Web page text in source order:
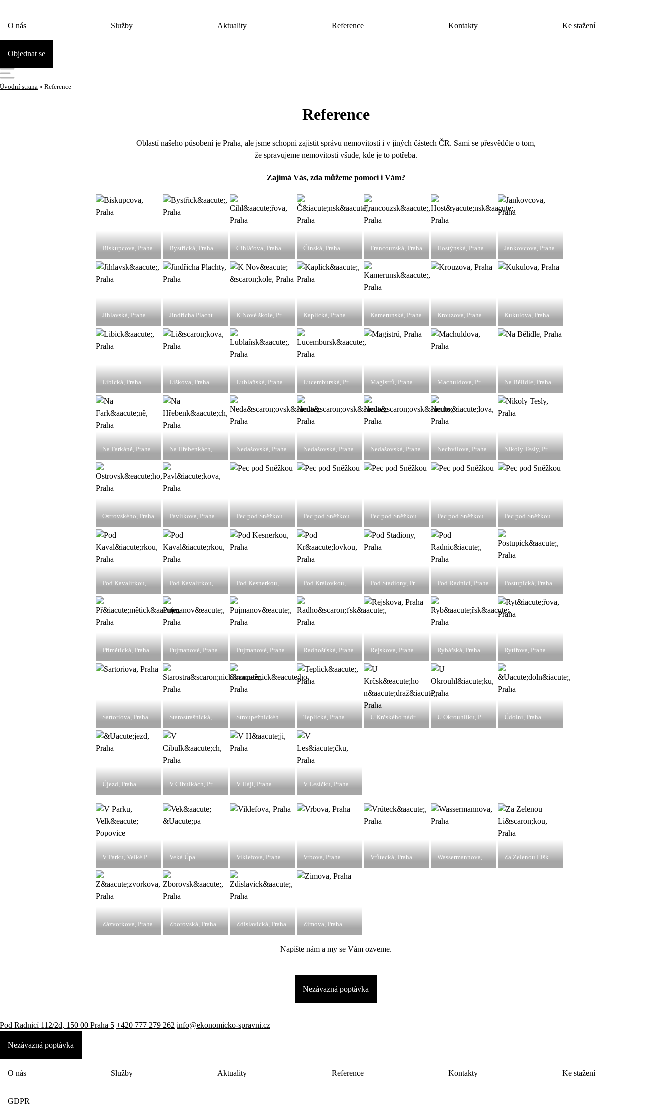
O nás Služby Aktuality Reference Kontakty Ke stažení
Objednat se
Úvodní strana » Reference
Reference
Oblastí našeho působení je Praha, ale jsme schopni zajistit správu nemovitostí i v jiných částech ČR. Sami se přesvědčte o tom,
že spravujeme nemovitosti všude, kde je to potřeba.
Zajímá Vás, zda můžeme pomoci i Vám?
Biskupcova, Praha Bystřická, Praha Cihlářova, Praha Čínská, Praha Francouzská, Praha Hostýnská, Praha Jankovcova, Praha
Jihlavská, Praha K Nové škole, Praha Kaplická, Praha Kamerunská, Praha Krouzova, Praha Kukulova, Praha
Libická, Praha Liškova, Praha Lublaňská, Praha Lucemburská, Praha Magistrů, Praha Machuldova, Praha Na Bělidle, Praha
Na Farkáně, Praha Nedašovská, Praha Nedašovská, Praha Nedašovská, Praha Nechvílova, Praha Nikoly Tesly, Praha
Ostrovského, Praha Pavlíkova, Praha Pec pod Sněžkou Pec pod Sněžkou Pec pod Sněžkou Pec pod Sněžkou Pec pod Sněžkou
Pod Stadiony, Praha Pod Radnicí, Praha Postupická, Praha
Přímětická, Praha Pujmanové, Praha Pujmanové, Praha Radhošťská, Praha Rejskova, Praha Rybářská, Praha Rytířova, Praha
Sartoriova, Praha Teplická, Praha U Krčského nádraží, Praha U Okrouhlíku, Praha Údolní, Praha
Újezd, Praha V Cibulkách, Praha V Háji, Praha V Lesíčku, Praha
V Parku, Velké Popovice Veká Úpa Viklefova, Praha Vrbova, Praha Vrůtecká, Praha
Zázvorkova, Praha Zborovská, Praha Zdislavická, Praha Zimova, Praha
Napište nám a my se Vám ozveme.
Nezávazná poptávka
Pod Radnicí 112/2d, 150 00 Praha 5 +420 777 279 262 info@ekonomicko-spravni.cz
Nezávazná poptávka
O nás Služby Aktuality Reference Kontakty Ke stažení
GDPR